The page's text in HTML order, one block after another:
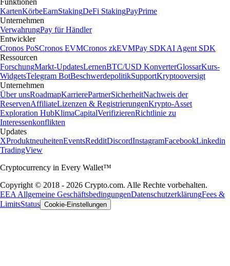
Funktionen
KartenKörbeEarnStakingDeFi StakingPayPrime
Unternehmen
VerwahrungPay für Händler
Entwickler
Cronos PoSCronos EVMCronos zkEVMPay SDKAI Agent SDK
Ressourcen
ForschungMarkt-UpdatesLernenBTC/USD KonverterGlossarKurs-
WidgetsTelegram BotBeschwerdepolitikSupportKryptooversigt
Unternehmen
Über unsRoadmapKarrierePartnerSicherheitNachweis der
ReservenAffiliateLizenzen & RegistrierungenKrypto-Asset
Exploration HubKlimaCapitalVerifizierenRichtlinie zu
Interessenkonflikten
Updates
XProduktneuheitenEventsRedditDiscordInstagramFacebookLinkedin
TradingView
Cryptocurrency in Every Wallet™
Copyright © 2018 - 2026 Crypto.com. Alle Rechte vorbehalten.
EEA Allgemeine GeschäftsbedingungenDatenschutzerklärungFees &
LimitsStatus Cookie-Einstellungen